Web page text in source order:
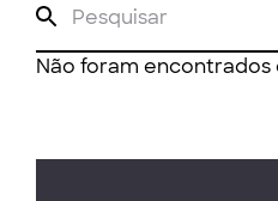
Não foram encontrados